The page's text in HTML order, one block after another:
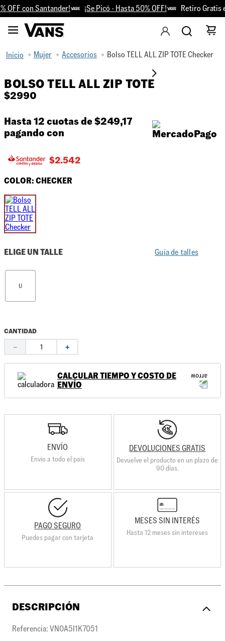
OFF con Santander! ¡Se Picó - Hasta 50% OFF! Retiro Gratis
Mujer Accesorios Bolso TELL ALL ZIP TOTE Checker
BOLSO TELL ALL ZIP TOTE
$2990
Hasta 12 cuotas de$249,17
pagando con
$2.542
COLOR:CHECKER
ELIGE UN TALLE Guía de talles
U
CANTIDAD
＋
－
CALCULAR TIEMPO Y COSTO DE
ENVÍO
ENVÍO
Envio a todo el país
DEVOLUCIONES GRATIS
Devuelve el producto en un plazo de
90 días.
PAGO SEGURO
Puedes pagar con tarjeta
MESES SIN INTERÉS
Hasta 12 meses sin intereses
DESCRIPCIÓN
Referencia: VN0A5I1K7051